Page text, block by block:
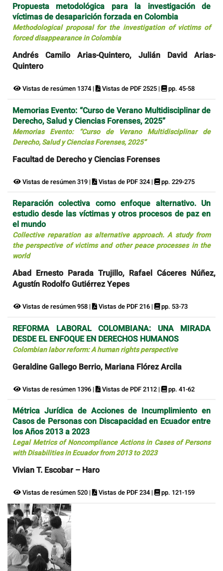
Propuesta metodológica para la investigación de
víctimas de desaparición forzada en Colombia
Methodological proposal for the investigation of victims of
forced disappearance in Colombia
Andrés Camilo Arias-Quintero, Julián David Arias-
Quintero
Vistas de resúmen 1374 | Vistas de PDF 2525 | pp. 45-58
Memorias Evento: “Curso de Verano Multidisciplinar de
Derecho, Salud y Ciencias Forenses, 2025”
Memorias Evento: “Curso de Verano Multidisciplinar de
Derecho, Salud y Ciencias Forenses, 2025”
Facultad de Derecho y Ciencias Forenses
Vistas de resúmen 319 | Vistas de PDF 324 | pp. 229-275
Reparación colectiva como enfoque alternativo. Un
estudio desde las víctimas y otros procesos de paz en
el mundo
Collective reparation as alternative approach. A study from
the perspective of victims and other peace processes in the
world
Abad Ernesto Parada Trujillo, Rafael Cáceres Núñez,
Agustín Rodolfo Gutiérrez Yepes
Vistas de resúmen 958 | Vistas de PDF 216 | pp. 53-73
REFORMA LABORAL COLOMBIANA: UNA MIRADA
DESDE EL ENFOQUE EN DERECHOS HUMANOS
Colombian labor reform: A human rights perspective
Geraldine Gallego Berrio, Mariana Flórez Arcila
Vistas de resúmen 1396 | Vistas de PDF 2112 | pp. 41-62
Métrica Jurídica de Acciones de Incumplimiento en
Casos de Personas con Discapacidad en Ecuador entre
los Años 2013 a 2023
Legal Metrics of Noncompliance Actions in Cases of Persons
with Disabilities in Ecuador from 2013 to 2023
Vivian T. Escobar – Haro
Vistas de resúmen 520 | Vistas de PDF 234 | pp. 121-159